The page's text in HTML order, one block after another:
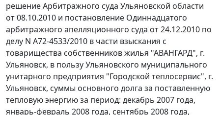
решение Арбитражного суда Ульяновской области
от 08.10.2010 и постановление Одиннадцатого
арбитражного апелляционного суда от 24.12.2010 по
делу N А72-4533/2010 в части взыскания с
товарищества собственников жилья "АВАНГАРД", г.
Ульяновск, в пользу Ульяновского муниципального
унитарного предприятия "Городской теплосервис", г.
Ульяновск, суммы основного долга за поставленную
тепловую энергию за период: декабрь 2007 года,
январь-февраль 2008 года, сентябрь 2008 года,